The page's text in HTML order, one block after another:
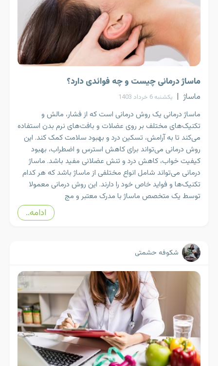
ماساژ درمانی چیست و چه فوائدی دارد؟
ماساژ | یکشنبه 6 خرداد 1403
ماساژ درمانی یک روش درمانی است که از فشار، مالش و
تکنیک‌های مختلف بر روی عضلات و بافت‌های نرم بدن استفاده
می‌کند تا به آرامش، تسکین درد و بهبود سلامت کمک کند. این
روش درمانی می‌تواند برای کاهش استرس و اضطراب، بهبود
کیفیت خواب، کاهش درد و تنش عضلانی مفید باشد. ماساژ
درمانی می‌تواند شامل انواع مختلفی از ماساژ باشد که هر کدام
تکنیک‌ها و فواید خاص خود را دارند. این روش درمانی معمولا
توسط یک متخصص ماساژ با مدرک معتبر و مج
ادامه..
شکوفه حشمتی